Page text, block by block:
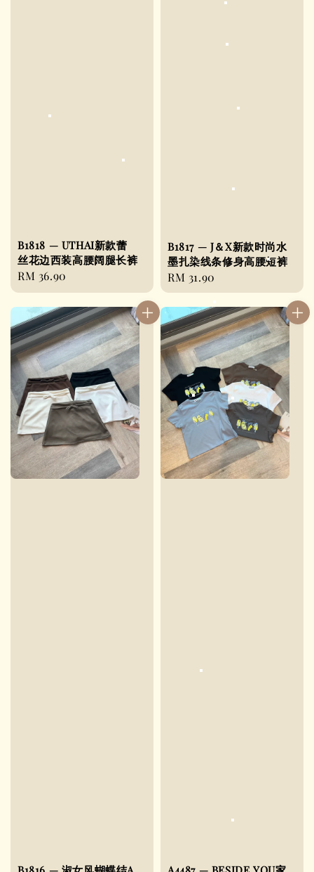
B1818 — UTHAI新款蕾
丝花边西装高腰阔腿长裤
Regular
price
RM 36.90
B1817 — J＆X新款时尚水
墨扎染线条修身高腰短裤
Regular
price
RM 31.90